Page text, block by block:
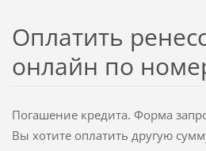
Оплатить
онлайн по
Погашение кредита. Форма
Вы хотите оплатить другую